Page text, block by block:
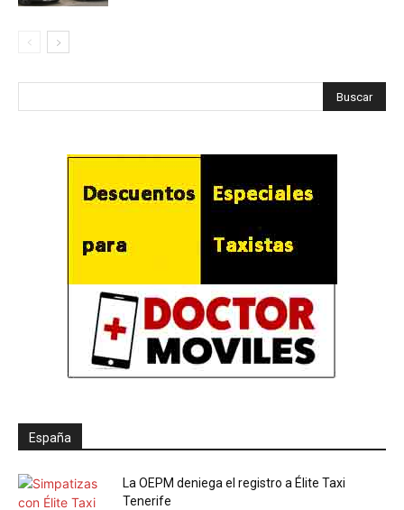
España
La OEPM deniega el registro a Élite Taxi
Tenerife